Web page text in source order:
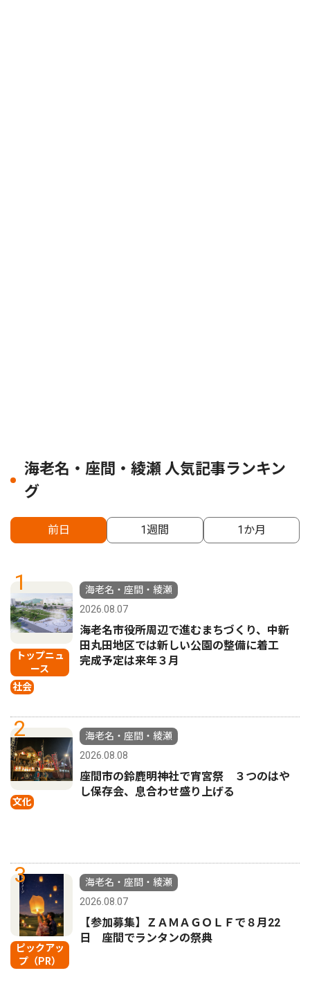
海老名・座間・綾瀬 人気記事ランキン
グ
前日 1週間 1か月
1
トップニュ
ース
社会
海老名・座間・綾瀬
2026.08.07
海老名市役所周辺で進むまちづくり、中新
田丸田地区では新しい公園の整備に着工
完成予定は来年３月
2
文化
海老名・座間・綾瀬
2026.08.08
座間市の鈴鹿明神社で宵宮祭 ３つのはや
し保存会、息合わせ盛り上げる
3
ピックアッ
プ（PR）
海老名・座間・綾瀬
2026.08.07
【参加募集】ＺＡＭＡＧＯＬＦで８月22
日 座間でランタンの祭典